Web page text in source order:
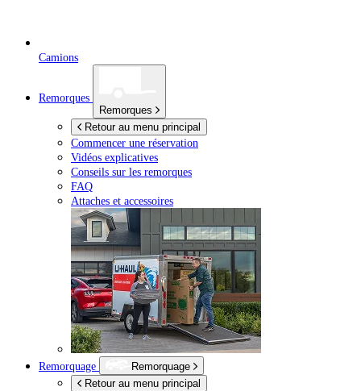
Camions
Remorques
Remorques
Retour au menu principal
Commencer une réservation
Vidéos explicatives
Conseils sur les remorques
FAQ
Attaches et accessoires
Remorquage
Remorquage
Retour au menu principal